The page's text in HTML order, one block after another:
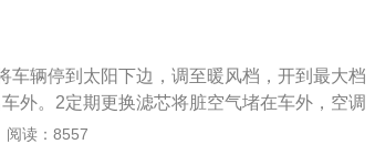
而产生的霉菌，发出霉味。空调排水附近的内
空气遇冷产生的水气，都是由空调排水管进行
气不能及时排除，甚至会污染周边内饰部件如
车辆停到太阳下边，调至暖风档，开到最大档
外。2定期更换滤芯将脏空气堵在车外，空调
用空调风道清洁剂进行清理。3直接堵住太脏
阅读：8557